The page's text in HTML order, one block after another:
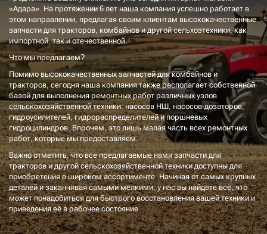
«Адара». На протяжении 6 лет наша компания успешно работает в
этом направлении, предлагая своим клиентам высококачественные
запчасти для тракторов, комбайнов и другой сельхозтехники, как
импортной, так и отечественной.
Что мы предлагаем?
Помимо высококачественных запчастей для комбайнов и
тракторов, сегодня наша компания также располагает собственной
базой для выполнения ремонтных работ различных узлов
сельскохозяйственной техники: насосов НШ, насосов-дозаторов,
гидроусилителей, гидрораспределителей и поршневых
гидроцилиндров. Впрочем, это лишь малая часть всех ремонтных
работ, которые мы предоставляем.
Важно отметить, что все предлагаемые нами запчасти для
тракторов и другой сельскохозяйственной техники доступны для
приобретения в широком ассортименте. Начиная от самых крупных
деталей и заканчивая самыми мелкими, у нас вы найдете всё, что
может понадобиться для быстрого восстановления вашей техники и
приведения её в рабочее состояние.